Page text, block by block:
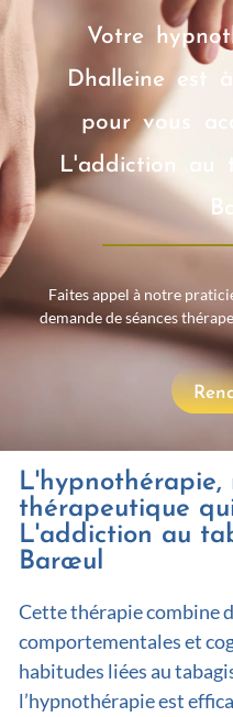
Votre
Dhalleine est
pour vous
L'addiction au
Faites appel à notre
demande de séances
L'hypnothérapie,
thérapeutique
L'addiction au
Barœul
Cette thérapie combine
comportementales et
habitudes liées au
l’hypnothérapie est